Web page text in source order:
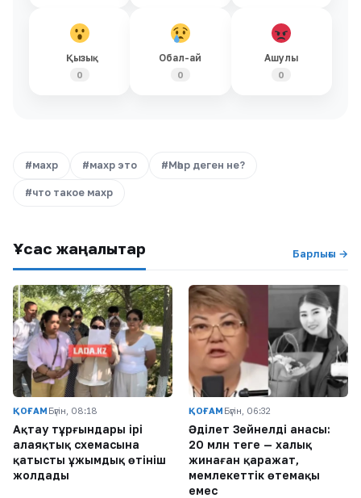
Қызық
0
Обал-ай
0
Ашулы
0
#махр #махр это #Мәһр деген не?
#что такое махр
Ұқсас жаңалықтар Барлығы →
ҚОҒАМ Бүгін, 08:18
Ақтау тұрғындары ірі
алаяқтық схемасына
қатысты ұжымдық өтініш
жолдады
ҚОҒАМ Бүгін, 06:32
Әділет Зейнелдің анасы:
20 млн теңге — халық
жинаған қаражат,
мемлекеттік өтемақы
емес